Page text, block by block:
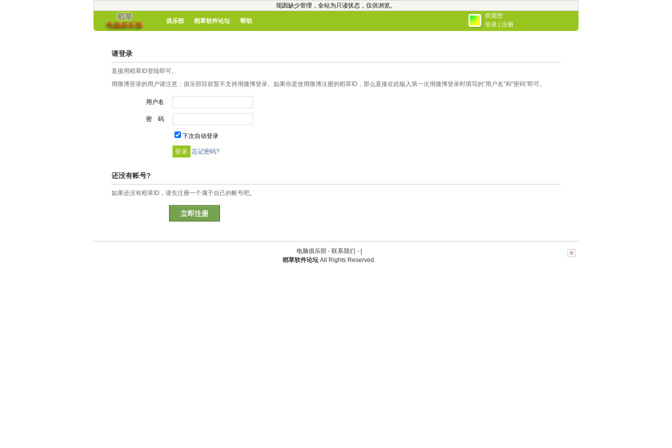
现因缺少管理，全站为只读状态，仅供浏览。
俱乐部 稻草软件论坛 帮助
欢迎您
登录
注册
请登录
直接用稻草ID登陆即可。
用微博登录的用户请注意：俱乐部目前暂不支持用微博登录。如果你是使用微博注册的稻草ID，那么直接在此输入第一次用微博登录时填写的“用户名”和“密码”即可。
用户名
密 码
下次自动登录
忘记密码?
还没有帐号?
如果还没有稻草ID，请先注册一个属于自己的帐号吧。
立即注册
电脑俱乐部 - 联系我们 -
稻草软件论坛 All Rights Reserved.